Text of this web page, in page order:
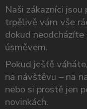
Naši zákazníci
trpělivě vám vše
dokud
úsměvem.
Pokud ještě
na návštěvu – na
nebo si prostě jen
novinkách.